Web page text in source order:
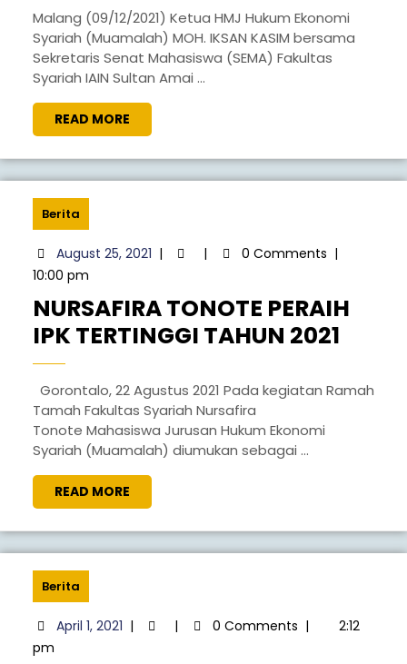
2021
Malang (09/12/2021) Ketua HMJ Hukum Ekonomi
Syariah (Muamalah) MOH. IKSAN KASIM bersama
Sekretaris Senat Mahasiswa (SEMA) Fakultas
Syariah IAIN Sultan Amai ...
READ MORE
MORE
Berita
August 25, 2021August
| | 0 Comments |
10:00 pm
NURSAFIRA TONOTE PERAIH
IPK TERTINGGI TAHUN 2021
Gorontalo, 22 Agustus 2021 Pada kegiatan Ramah
Tamah Fakultas Syariah Nursafira
Tonote Mahasiswa Jurusan Hukum Ekonomi
Syariah (Muamalah) diumukan sebagai ...
READ MORE
MORE
Berita
April 1, 2021April
| | 0 Comments |
2:12
pm